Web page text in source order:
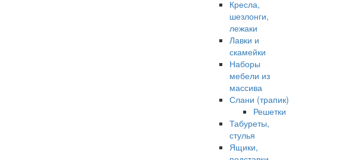
Кресла,
шезлонги,
лежаки
Лавки и
скамейки
Наборы
мебели из
массива
Слани (трапик)
Решетки
Табуреты,
стулья
Ящики,